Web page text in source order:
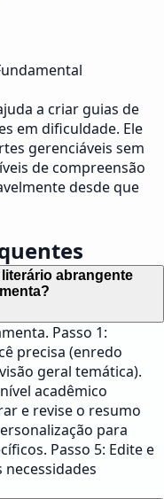
a criar guias de
em dificuldade. Ele
gerenciáveis sem
de compreensão
desde que
abrangente
Passo 1:
precisa (enredo
geral temática).
acadêmico
e revise o resumo
para
Passo 5: Edite e
necessidades